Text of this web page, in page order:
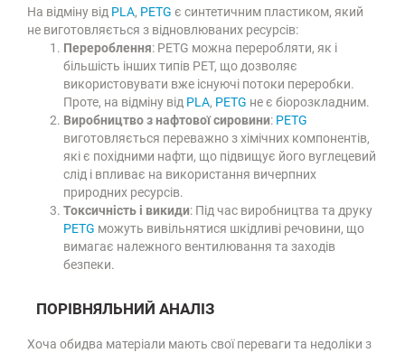
На відміну від PLA, PETG є синтетичним пластиком, який
не виготовляється з відновлюваних ресурсів:
Перероблення: PETG можна переробляти, як і
більшість інших типів PET, що дозволяє
використовувати вже існуючі потоки переробки.
Проте, на відміну від PLA, PETG не є біорозкладним.
Виробництво з нафтової сировини: PETG
виготовляється переважно з хімічних компонентів,
які є похідними нафти, що підвищує його вуглецевий
слід і впливає на використання вичерпних
природних ресурсів.
Токсичність і викиди: Під час виробництва та друку
PETG можуть вивільнятися шкідливі речовини, що
вимагає належного вентилювання та заходів
безпеки.
ПОРІВНЯЛЬНИЙ АНАЛІЗ
Хоча обидва матеріали мають свої переваги та недоліки з